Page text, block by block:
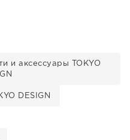
и аксессуары TOKYO
DESIGN